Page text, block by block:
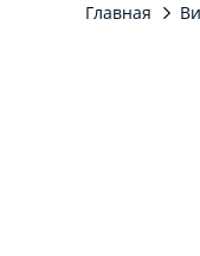
Главная